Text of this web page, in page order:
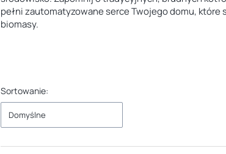
pełni zautomatyzowane serce Twojego domu,
biomasy.
Sortowanie:
Domyślne